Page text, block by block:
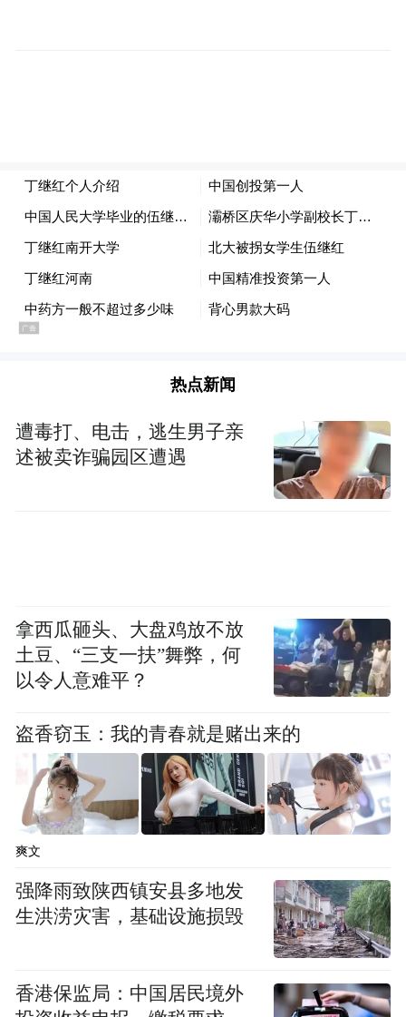
热点新闻
遭毒打、电击，逃生男子亲
述被卖诈骗园区遭遇
拿西瓜砸头、大盘鸡放不放
土豆、“三支一扶”舞弊，何
以令人意难平？
盗香窃玉：我的青春就是赌出来的
爽文
强降雨致陕西镇安县多地发
生洪涝灾害，基础设施损毁
香港保监局：中国居民境外